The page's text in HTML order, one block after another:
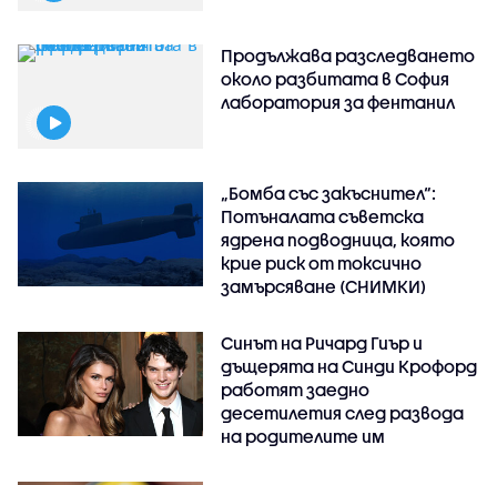
Продължава разследването
около разбитата в София
лаборатория за фентанил
„Бомба със закъснител“:
Потъналата съветска
ядрена подводница, която
крие риск от токсично
замърсяване (СНИМКИ)
Синът на Ричард Гиър и
дъщерята на Синди Крофорд
работят заедно
десетилетия след развода
на родителите им